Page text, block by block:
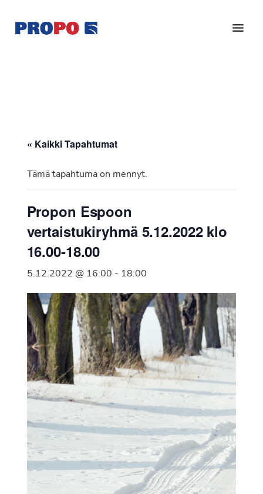
pääsisältöön
alatunnisteeseen
Ry
vuonna
Suomen
Syöpäyhdistyksen
jäsenjärjestö.
« Kaikki Tapahtumat
Tämä tapahtuma on mennyt.
Propon Espoon
vertaistukiryhmä 5.12.2022 klo
16.00-18.00
5.12.2022 @ 16:00 - 18:00